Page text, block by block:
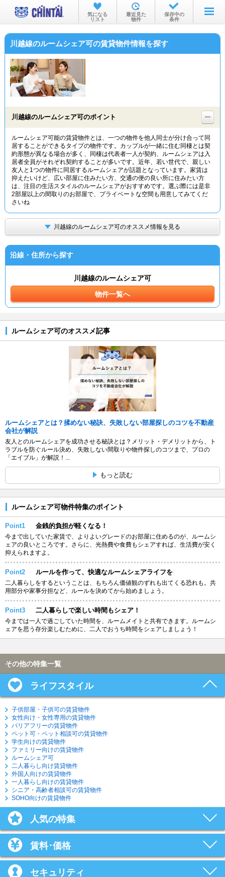
お部屋を探す
沿線・駅から
物件特集から
TOP
気になる
リスト
最近見た
物件
保存中の
条件
川越線のルームシェア可の賃貸物件情報を探す
川越線のルームシェア可のポイント
ルームシェア可能の賃貸物件とは、一つの物件を他人同士が分け合って同
居することができるタイプの物件です。カップルが一緒に住む同棲とは契
約形態が異なる場合が多く、同棲は代表者一人が契約、ルームシェアは入
居者全員がそれぞれ契約することが多いです。近年、若い世代で、親しい
友人と1つの物件に同居するルームシェアが話題となっています。家賃は
抑えたいけど、広い部屋に住みたい方、交通の便の良い所に住みたい方
は、注目の生活スタイルのルームシェアがおすすめです。選ぶ際には是非
2部屋以上の間取りのお部屋で、プライベートな空間も用意してみてくだ
さいね
川越線のルームシェア可のオススメ情報を見る
沿線・住所から探す
川越線のルームシェア可
物件一覧へ
ルームシェア可のオススメ記事
ルームシェアとは？揉めない秘訣、失敗しない部屋探しのコツを不動産
会社が解説
友人とのルームシェアを成功させる秘訣とは？メリット・デメリットから、ト
ラブルを防ぐルール決め、失敗しない間取りや物件探しのコツまで、プロの
「エイブル」が解説！...
もっと読む
ルームシェア可物件特集のポイント
Point1 金銭的負担が軽くなる！
今まで出していた家賃で、よりよいグレードのお部屋に住めるのが、ルームシ
ェアの良いところです。さらに、光熱費や食費もシェアすれば、生活費が安く
抑えられますよ。
Point2 ルールを作って、快適なルームシェアライフを
二人暮らしをするということは、もちろん価値観のずれも出てくる恐れも。共
用部分や家事分担など、ルールを決めてから始めましょう。
Point3 二人暮らしで楽しい時間もシェア！
今までは一人で過ごしていた時間を、ルームメイトと共有できます。ルームシ
ェアを思う存分楽しむために、二人でおうち時間をシェアしましょう！
その他の特集一覧
ライフスタイル
子供部屋・子供可の賃貸物件
女性向け・女性専用の賃貸物件
バリアフリーの賃貸物件
ペット可・ペット相談可の賃貸物件
学生向けの賃貸物件
ファミリー向けの賃貸物件
ルームシェア可
二人暮らし向け賃貸物件
外国人向けの賃貸物件
一人暮らし向けの賃貸物件
シニア・高齢者相談可の賃貸物件
SOHO向けの賃貸物件
人気の特集
賃料･価格
セキュリティ